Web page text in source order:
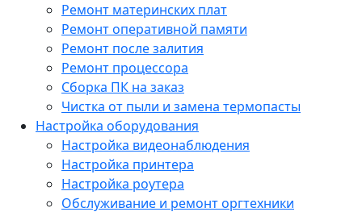
Ремонт материнских плат
Ремонт оперативной памяти
Ремонт после залития
Ремонт процессора
Сборка ПК на заказ
Чистка от пыли и замена термопасты
Настройка оборудования
Настройка видеонаблюдения
Настройка принтера
Настройка роутера
Обслуживание и ремонт оргтехники